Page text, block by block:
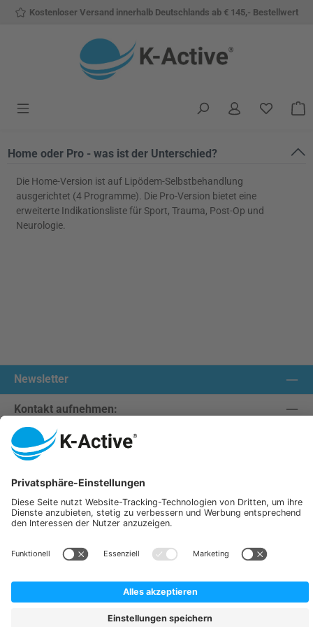
Zum Hauptinhalt springen
Kostenloser Versand innerhalb Deutschlands ab € 145,- Bestellwert
Du
Home oder Pro - was ist der Unterschied?
Die Home-Version ist auf Lipödem-Selbstbehandlung
ausgerichtet (4 Programme). Die Pro-Version bietet eine
erweiterte Indikationsliste für Sport, Trauma, Post-Op und
Neurologie.
Newsletter
Kontakt aufnehmen:
Unsere Communities
K-Active Europe GmbH
Service
Informationen
Alle Preise inkl. gesetzl. Mehrwertsteuer zzgl.Versandkostenund ggf. Nachnahmegebühren, wenn
nicht anders angegeben.
© 2026 K-Active - Alle Rechte vorbehalten. Theme by ThemeWare®